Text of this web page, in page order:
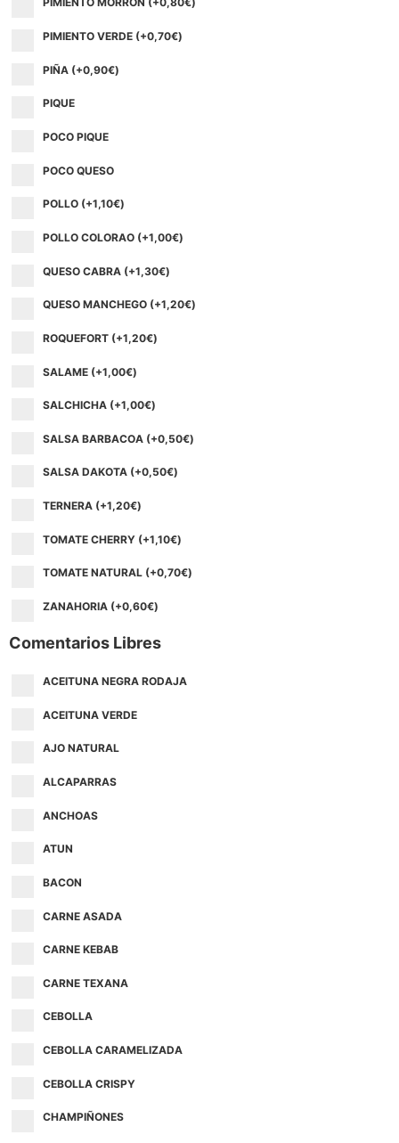
PIMIENTO VERDE (+0,70€)
PIÑA (+0,90€)
PIQUE
POCO PIQUE
POCO QUESO
POLLO (+1,10€)
POLLO COLORAO (+1,00€)
QUESO CABRA (+1,30€)
QUESO MANCHEGO (+1,20€)
ROQUEFORT (+1,20€)
SALAME (+1,00€)
SALCHICHA (+1,00€)
SALSA BARBACOA (+0,50€)
SALSA DAKOTA (+0,50€)
TERNERA (+1,20€)
TOMATE CHERRY (+1,10€)
TOMATE NATURAL (+0,70€)
ZANAHORIA (+0,60€)
Comentarios Libres
ACEITUNA NEGRA RODAJA
ACEITUNA VERDE
AJO NATURAL
ALCAPARRAS
ANCHOAS
ATUN
BACON
CARNE ASADA
CARNE KEBAB
CARNE TEXANA
CEBOLLA
CEBOLLA CARAMELIZADA
CEBOLLA CRISPY
CHAMPIÑONES